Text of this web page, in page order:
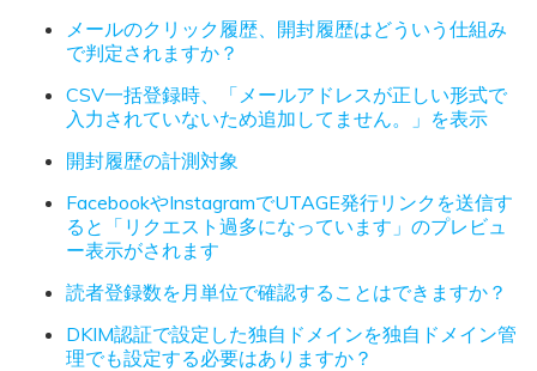
メールのクリック履歴、開封履歴はどういう仕組み
で判定されますか？
CSV一括登録時、「メールアドレスが正しい形式で
入力されていないため追加してません。」を表示
開封履歴の計測対象
FacebookやInstagramでUTAGE発行リンクを送信す
ると「リクエスト過多になっています」のプレビュ
ー表示がされます
読者登録数を月単位で確認することはできますか？
DKIM認証で設定した独自ドメインを独自ドメイン管
理でも設定する必要はありますか？